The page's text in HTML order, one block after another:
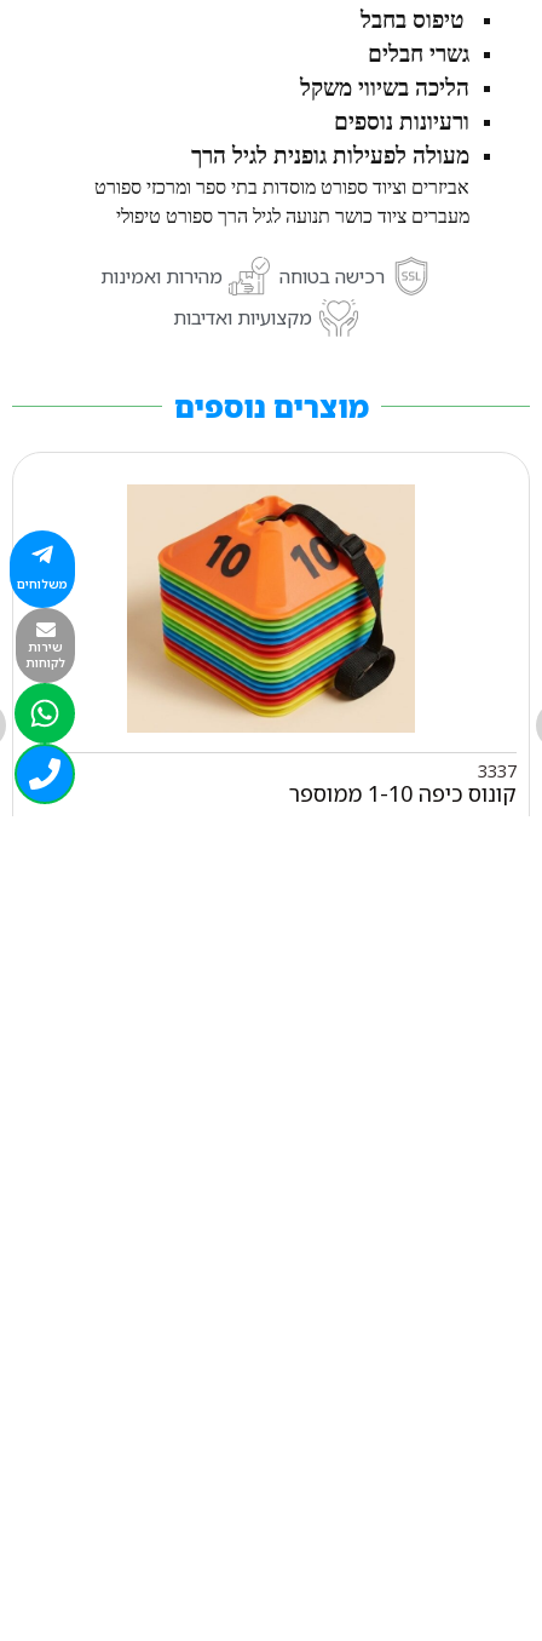
טיפוס בחבל
גשרי חבלים
הליכה בשיווי משקל
ורעיונות נוספים
מעולה לפעילות גופנית לגיל הרך
אביזרים וציוד ספורט מוסדות בתי ספר ומרכזי ספורט
מעברים ציוד כושר תנועה לגיל הרך ספורט טיפולי
רכישה בטוחה
מהירות ואמינות
מקצועיות ואדיבות
מוצרים נוספים
3337
קונוס כיפה 1-10 ממוספר
משלוחים
שירות
לקוחות